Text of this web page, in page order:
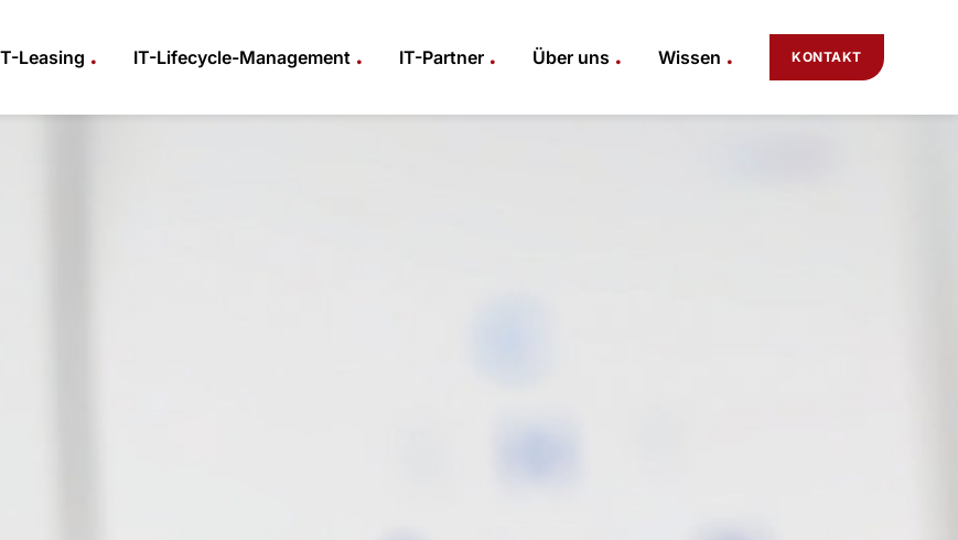
Leasing . IT-Lifecycle-Management . IT-Partner . Über uns . Wissen . KONTAKT